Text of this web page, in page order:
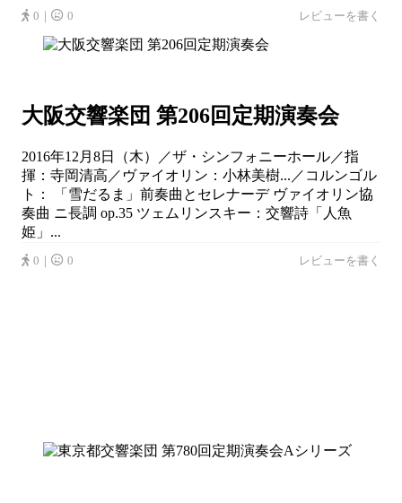
0｜ 0 レビューを書く
大阪交響楽団 第206回定期演奏会
2016年12月8日（木）／ザ・シンフォニーホール／指
揮：寺岡清高／ヴァイオリン：小林美樹...／コルンゴル
ト： 「雪だるま」前奏曲とセレナーデ ヴァイオリン協
奏曲 ニ長調 op.35 ツェムリンスキー：交響詩「人魚
姫」...
0｜ 0 レビューを書く